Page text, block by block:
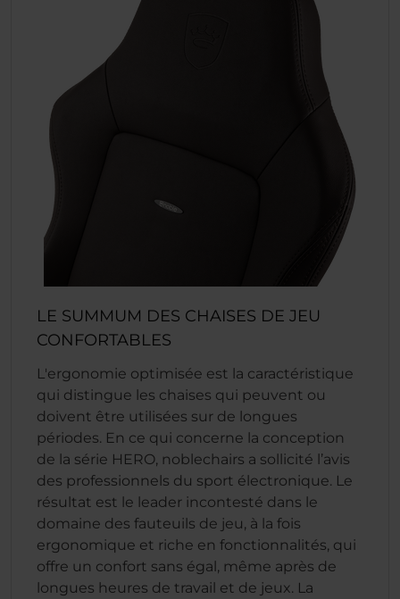
LE SUMMUM DES CHAISES DE JEU
CONFORTABLES
L'ergonomie optimisée est la caractéristique
qui distingue les chaises qui peuvent ou
doivent être utilisées sur de longues
périodes. En ce qui concerne la conception
de la série HERO, noblechairs a sollicité l’avis
des professionnels du sport électronique. Le
résultat est le leader incontesté dans le
domaine des fauteuils de jeu, à la fois
ergonomique et riche en fonctionnalités, qui
offre un confort sans égal, même après de
longues heures de travail et de jeux. La